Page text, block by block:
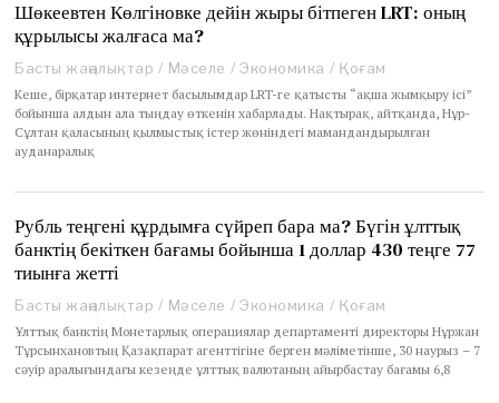
l
,
0
Шөкеевтен Көлгіновке дейін жыры бітпеген LRT: оның
құрылысы жалғаса ма?
Басты жаңалықтар / Мәселе / Экономика / Қоғам
Кеше, бірқатар интернет басылымдар LRT-ге қатысты “ақша жымқыру ісі”
бойынша алдын ала тыңдау өткенін хабарлады. Нақтырақ, айтқанда, Нұр-
Сұлтан қаласының қылмыстық істер жөніндегі мамандандырылған
ауданаралық
Рубль теңгені құрдымға сүйреп бара ма? Бүгін ұлттық
банктің бекіткен бағамы бойынша 1 доллар 430 теңге 77
тиынға жетті
Басты жаңалықтар / Мәселе / Экономика / Қоғам
Ұлттық банктің Монетарлық операциялар департаменті директоры Нұржан
Тұрсынхановтың Қазақпарат агенттігіне берген мәліметінше, 30 наурыз – 7
сәуір аралығындағы кезеңде ұлттық валютаның айырбастау бағамы 6,8